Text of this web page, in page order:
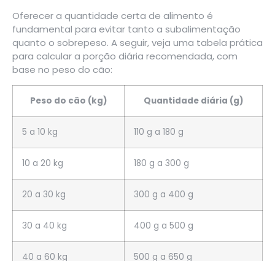
Oferecer a quantidade certa de alimento é
fundamental para evitar tanto a subalimentação
quanto o sobrepeso. A seguir, veja uma tabela prática
para calcular a porção diária recomendada, com
base no peso do cão:
Peso do cão (kg) Quantidade diária (g)
5 a 10 kg 110 g a 180 g
10 a 20 kg 180 g a 300 g
20 a 30 kg 300 g a 400 g
30 a 40 kg 400 g a 500 g
40 a 60 kg 500 g a 650 g